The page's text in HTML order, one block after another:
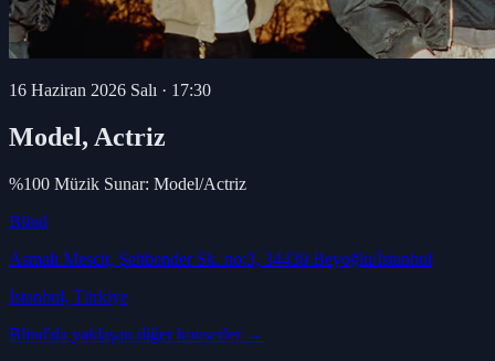
16 Haziran 2026 Salı · 17:30
Model, Actriz
%100 Müzik Sunar: Model/Actriz
Blind
Asmalı Mescit, Şehbender Sk. no:3, 34430 Beyoğlu/İstanbul
İstanbul, Türkiye
Blind'da yaklaşan diğer konserler →